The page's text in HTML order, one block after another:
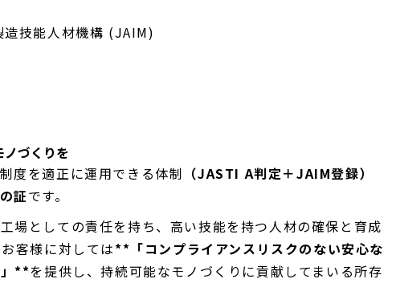
造技能人材機構 (JAIM)
ノづくりを
度を適正に運用できる体制 （JASTI A判定＋JAIM登録）
証です。
場としての責任を持ち、高い技能を持つ人材の確保と育成
客様に対しては**「コンプライアンスリスクのない安心な
**を提供し、持続可能なモノづくりに貢献してまいる所存